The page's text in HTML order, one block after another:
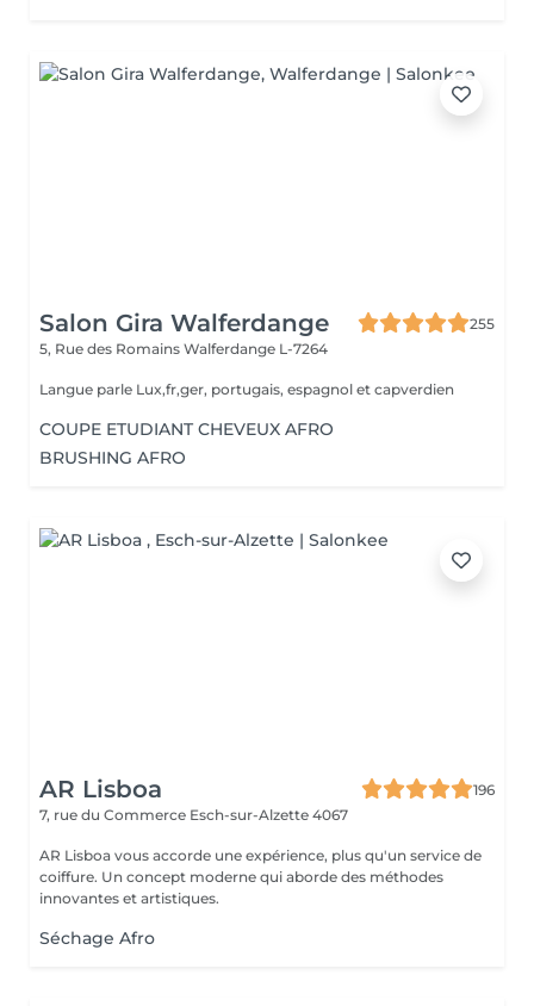
Salon Gira Walferdange
255
5, Rue des Romains Walferdange L-7264
Langue parle Lux,fr,ger, portugais, espagnol et capverdien
COUPE ETUDIANT CHEVEUX AFRO
BRUSHING AFRO
AR Lisboa
196
7, rue du Commerce Esch-sur-Alzette 4067
AR Lisboa vous accorde une expérience, plus qu'un service de
coiffure. Un concept moderne qui aborde des méthodes
innovantes et artistiques.
Séchage Afro